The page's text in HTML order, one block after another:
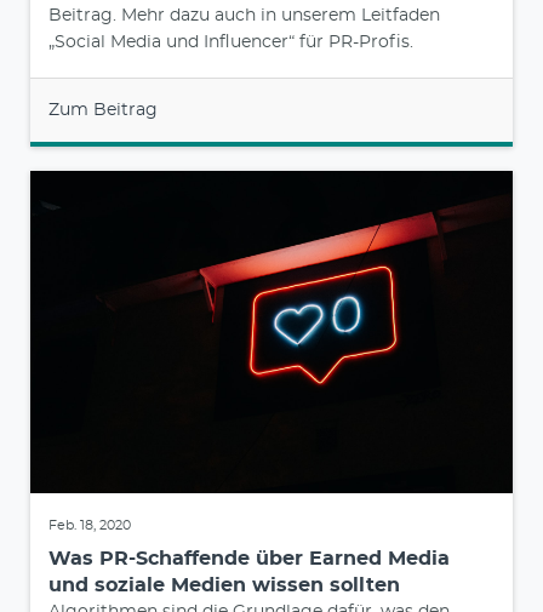
Beitrag. Mehr dazu auch in unserem Leitfaden
„Social Media und Influencer“ für PR-Profis.
Zum Beitrag
Feb. 18, 2020
Was PR-Schaffende über Earned Media
und soziale Medien wissen sollten